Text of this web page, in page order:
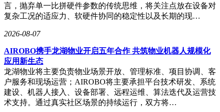
言，抛弃单一比拼硬件参数的传统思维，将关注点放在设备对
复杂工况的适应力、软硬件协同的稳定性以及长期的现…
2026-08-07
AIROBO携手龙湖物业开启五年合作 共筑物业机器人规模化
应用新生态
龙湖物业将主要负责物业场景开放、管理标准、项目协调、客
户服务和现场运营；AIROBO将主要承担平台技术研发、系统
建设、机器人接入、设备部署、远程运维、算法迭代及运营技
术支持。通过真实社区场景的持续运行，双方将…